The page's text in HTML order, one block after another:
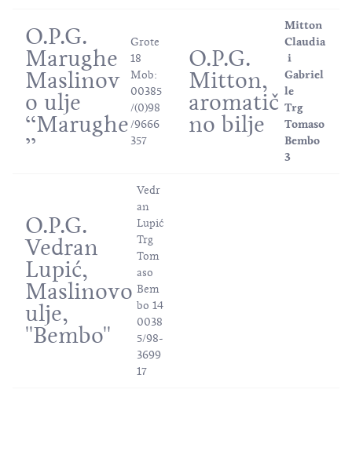
O.P.G.
Marughe
Maslinov
o ulje
‘‘Marughe
’’
Grote
18
Mob:
00385
/(0)98
/9666
357
O.P.G.
Mitton,
aromatič
no bilje
Mitton
Claudia
i
Gabriel
le
Trg
Tomaso
Bembo
3
O.P.G.
Vedran
Lupić,
Maslinovo
ulje,
''Bembo''
Vedr
an
Lupić
Trg
Tom
aso
Bem
bo 14
0038
5/98-
3699
17